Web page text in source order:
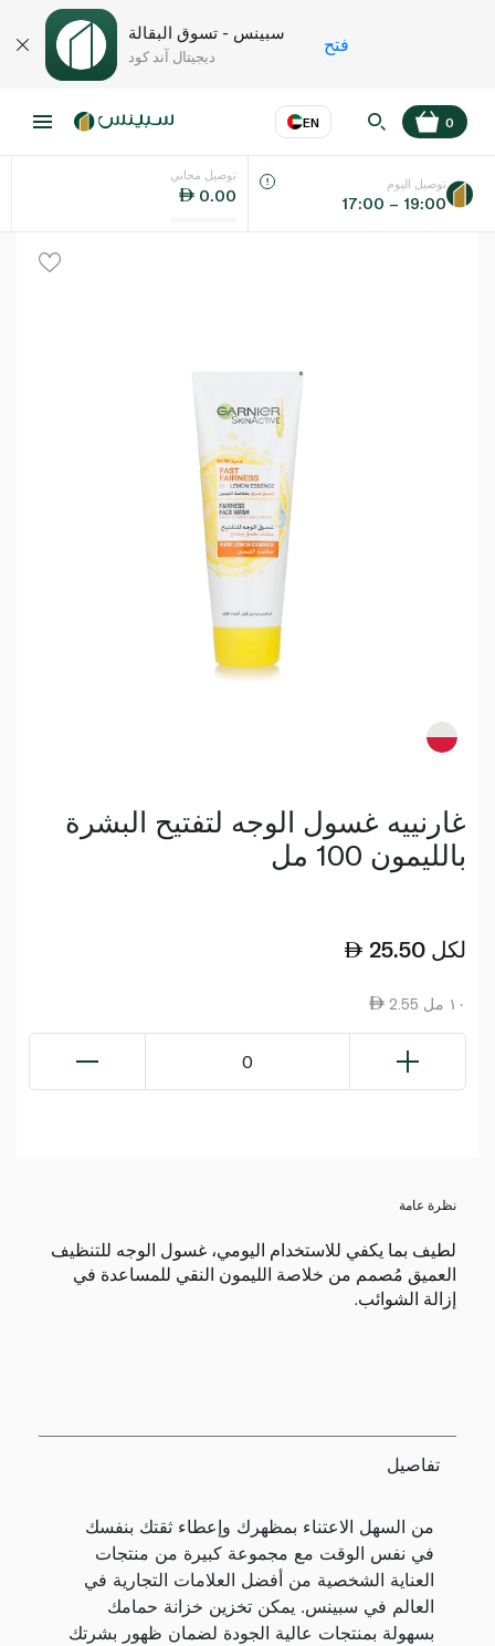
سبينس - تسوق البقالة
ديجيتال آند كود
فتح
EN
اللغة عر
0
توصيل مجاني
0.00
توصيل اليوم
17:00 – 19:00
غارنييه غسول الوجه لتفتيح البشرة
بالليمون 100 مل
25.50 لكل
2.55 ١٠ مل
0
نظرة عامة
لطيف بما يكفي للاستخدام اليومي، غسول الوجه للتنظيف
العميق مُصمم من خلاصة الليمون النقي للمساعدة في
إزالة الشوائب.
تفاصيل
من السهل الاعتناء بمظهرك وإعطاء ثقتك بنفسك
في نفس الوقت مع مجموعة كبيرة من منتجات
العناية الشخصية من أفضل العلامات التجارية في
العالم في سبينس. يمكن تخزين خزانة حمامك
بسهولة بمنتجات عالية الجودة لضمان ظهور بشرتك